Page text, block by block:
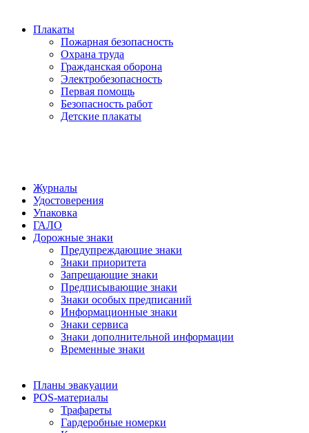
Плакаты
Пожарная безопасность
Охрана труда
Гражданская оборона
Электробезопасность
Первая помощь
Безопасность работ
Детские плакаты
Журналы
Удостоверения
Упаковка
ГАЛО
Дорожные знаки
Предупреждающие знаки
Знаки приоритета
Запрещающие знаки
Предписывающие знаки
Знаки особых предписаний
Информационные знаки
Знаки сервиса
Знаки дополнительной информации
Временные знаки
Планы эвакуации
POS-материалы
Трафареты
Гардеробные номерки